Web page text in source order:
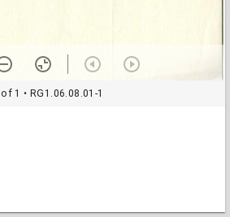
1 • RG1.06.08.01-1